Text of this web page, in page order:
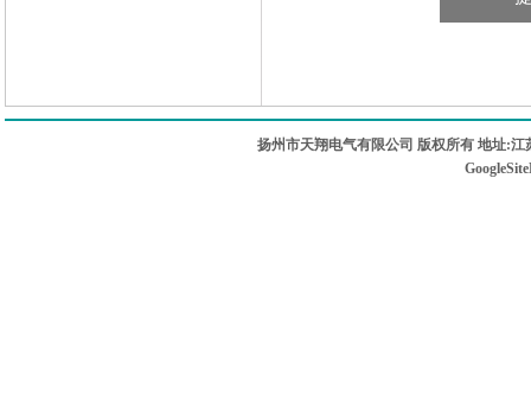
扬州市天翔电气有限公司 版权所有 地址: